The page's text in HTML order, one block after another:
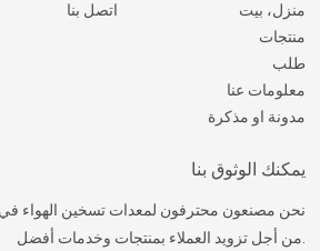
منزل، بيت
منتجات
طلب
معلومات عنا
مدونة او مذكرة
اتصل بنا
يمكنك الوثوق بنا
نحن مصنعون محترفون لمعدات تسخين الهواء في